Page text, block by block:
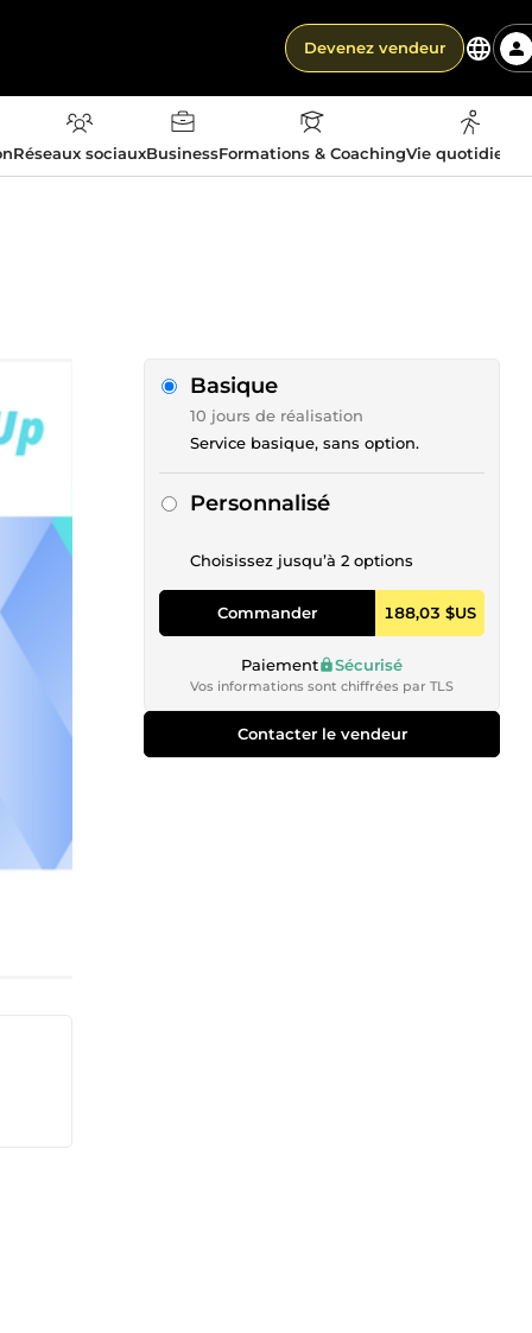
Devenez vendeur
Réseaux sociauxBusinessFormations & CoachingVie
Basique
10 jours de réalisation
Service basique, sans option.
Personnalisé
Choisissez jusqu’à 2 options
Commander 188,03 $US
Paiement Sécurisé
Vos informations sont chiffrées par TLS
Contacter le vendeur